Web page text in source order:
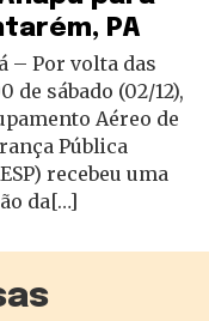
PA
– Por volta das
de sábado (02/12),
Aéreo de
Pública
recebeu uma
da[…]